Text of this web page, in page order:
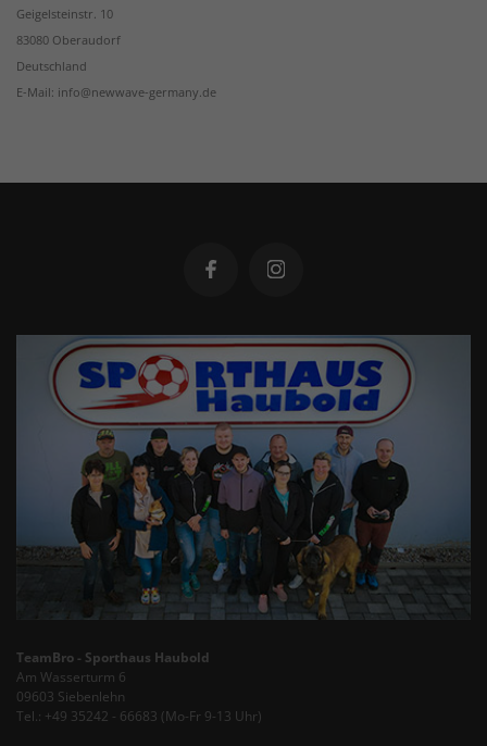
Geigelsteinstr. 10
83080 Oberaudorf
Deutschland
E-Mail: info@newwave-germany.de
TeamBro - Sporthaus Haubold
Am Wasserturm 6
09603 Siebenlehn
Tel.: +49 35242 - 66683 (Mo-Fr 9-13 Uhr)